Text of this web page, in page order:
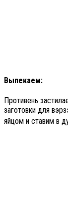
Выпекаем:
Противень
заготовки для
яйцом и ставим в